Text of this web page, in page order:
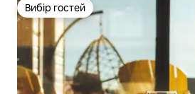
Вибір гостей
Вибір гостей